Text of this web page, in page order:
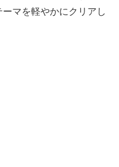
マを軽やかにクリアし